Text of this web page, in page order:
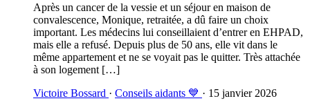
Après un cancer de la vessie et un séjour en maison de
convalescence, Monique, retraitée, a dû faire un choix
important. Les médecins lui conseillaient d’entrer en EHPAD,
mais elle a refusé. Depuis plus de 50 ans, elle vit dans le
même appartement et ne se voyait pas le quitter. Très attachée
à son logement […]
Victoire Bossard · Conseils aidants 💙 · 15 janvier 2026